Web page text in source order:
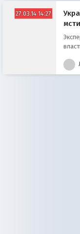
27.03.14 14:27